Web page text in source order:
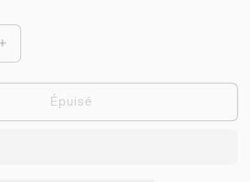
Augmenter
la
quantité
SRAM
Épuisé